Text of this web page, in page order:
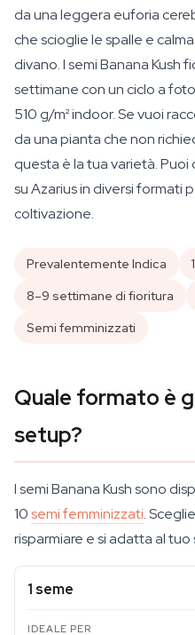
da una leggera euforia
che scioglie le spalle e
divano. I semi Banana Kush
settimane con un ciclo a
510 g/m² indoor. Se vuoi
da una pianta che non
questa è la tua varietà. Puoi
su Azarius in diversi formati
coltivazione.
Prevalentemente Indica
8–9 settimane di fioritura
Semi femminizzati
Quale formato è
setup?
I semi Banana Kush sono
10semi femminizzati.
risparmiare e si adatta al
1 seme